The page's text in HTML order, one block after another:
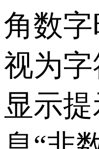
角数
视为
显示